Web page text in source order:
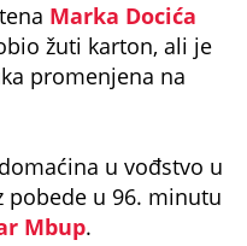
Marka Docića
žuti karton, ali je
promenjena na
u vođstvo u
pobede u 96. minutu
Mbup.